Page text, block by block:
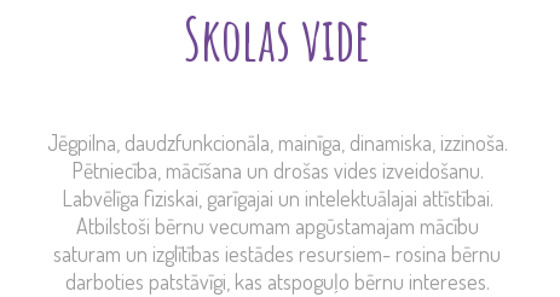
Skolas vide
Jēgpilna, daudzfunkcionāla, mainīga, dinamiska, izzinoša.
Pētniecība, mācīšana un drošas vides izveidošanu.
Labvēlīga fiziskai, garīgajai un intelektuālajai attīstībai.
Atbilstoši bērnu vecumam apgūstamajam mācību
saturam un izglītības iestādes resursiem- rosina bērnu
darboties patstāvīgi, kas atspoguļo bērnu intereses.